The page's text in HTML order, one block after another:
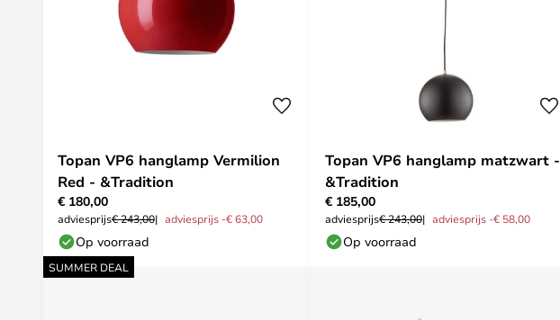
Topan VP6 hanglamp Vermilion
Red - &Tradition
€ 180,00
adviesprijs€ 243,00 adviesprijs -€ 63,00
Op voorraad
Topan VP6 hanglamp matzwart -
&Tradition
€ 185,00
adviesprijs€ 243,00 adviesprijs -€ 58,00
Op voorraad
SUMMER DEAL